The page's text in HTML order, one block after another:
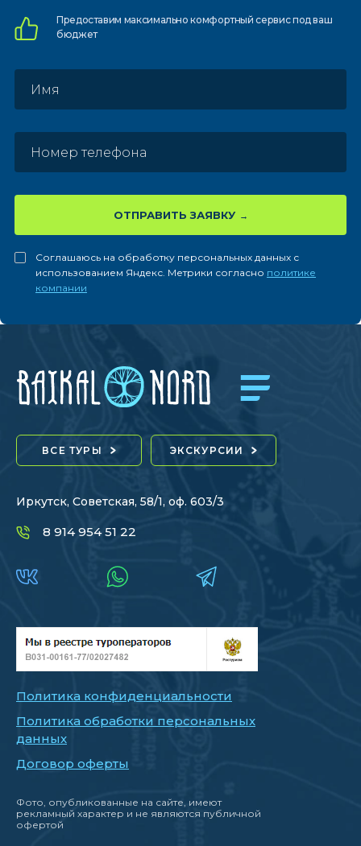
Предоставим максимально комфортныйсервис под ваш
бюджет
ОТПРАВИТЬ ЗАЯВКУ
Соглашаюсь на обработку персональных данных с
использованием Яндекс. Метрики согласно политике
компании
ВСЕ ТУРЫ ЭКСКУРСИИ
Иркутск, Советская, 58/1, оф. 603/3
8 914 954 51 22
Политика конфиденциальности
Политика обработки персональных
данных
Договор оферты
Фото, опубликованные на сайте, имеют
рекламный характер и не являются публичной
офертой